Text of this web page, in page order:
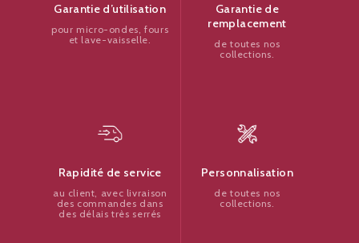
Garantie d’utilisation
pour micro-ondes, fours
et lave-vaisselle.
Garantie de
remplacement
de toutes nos
collections.
Rapidité de service
au client, avec livraison
des commandes dans
des délais très serrés
Personnalisation
de toutes nos
collections.